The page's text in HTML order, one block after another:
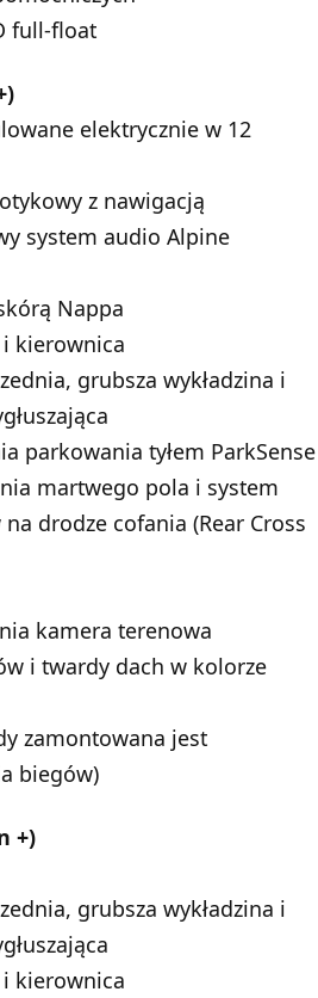
full-float
elektrycznie w 12
z nawigacją
system audio Alpine
Nappa
kierownica
grubsza wykładzina i
parkowania tyłem ParkSense
martwego pola i system
drodze cofania (Rear Cross
kamera terenowa
i twardy dach w kolorze
zamontowana jest
biegów)
+)
grubsza wykładzina i
kierownica